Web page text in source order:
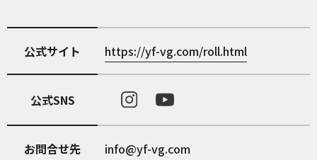
公式サイト https://yf-vg.com/roll.html
公式SNS
お問合せ先 info@yf-vg.com